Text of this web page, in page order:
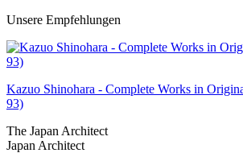
Unsere Empfehlungen
Kazuo Shinohara - Complete Works in
93)
The Japan Architect
Japan Architect